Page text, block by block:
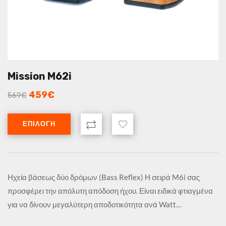
Mission M62i
569€ 459€
ΕΠΙΛΟΓΉ
Ηχεία βάσεως δύο δρόμων (Bass Reflex) Η σειρά M6i σας
προσφέρει την απόλυτη απόδοση ήχου. Είναι ειδικά φτιαγμένα
για να δίνουν μεγαλύτερη αποδοτικότητα ανά Watt…